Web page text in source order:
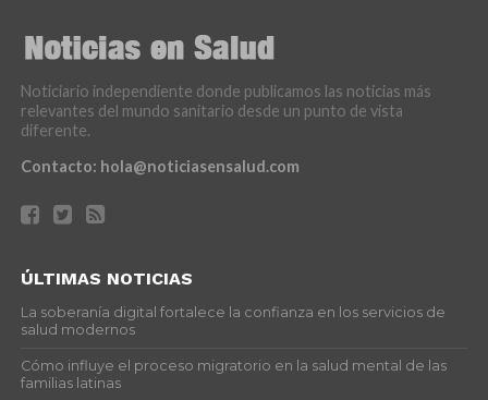
Noticiario independiente donde publicamos las noticias más
relevantes del mundo sanitario desde un punto de vista
diferente.
Contacto: hola@noticiasensalud.com
ÚLTIMAS NOTICIAS
La soberanía digital fortalece la confianza en los servicios de
salud modernos
Cómo influye el proceso migratorio en la salud mental de las
familias latinas